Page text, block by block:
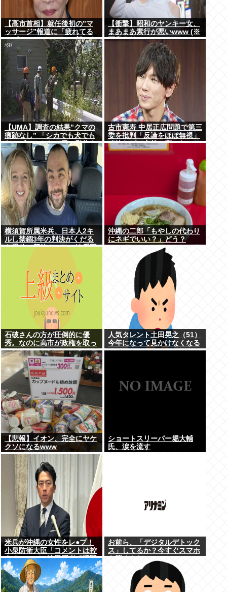
【高市首相】就任後初の”マ
ッサージ”報道に「疲れてる
アピ？」とSNSでは一部から
冷ややかな声…被災地視
察”PV動画”から続く不信
【衝撃】昭和のヤンキー女、
まあまあ素行が悪いwww (※
画像あり)
【UMA】調査の結果”クマの
痕跡なし” 「シカでも犬でも
ないゴロンとして黒い動物を
見た」 札幌市清田区
古市憲寿 中居正広問題で第三
委を批判「反論をほぼ無視」
「彼らが一方的に言ったこと
が世の中に定着してしまう」
横須賀所属米兵、日本人2キ
ルし禁錮3年の判決がくだる
も恩赦で釈放！ニュー速愛国
沖縄の二郎「もやしの代わり
にネギでいい？」どう？
石破さんの方が圧倒的に優
秀。なのに高市が政権を取っ
たのはおかしい
人気タレント土田晃之（51）
今年になって見かけなくなる
【悲報】イオン、完全にヤケ
クソになるwww
ショートスリーパー堀大輔
氏、涙を流す
米兵が沖縄の女性をレ●プ！
小泉防衛大臣「コメントは控
える」ニュー速愛国者「辺野
古！」
お前ら、「デジタルデトック
ス」してるか？今すぐスマホ